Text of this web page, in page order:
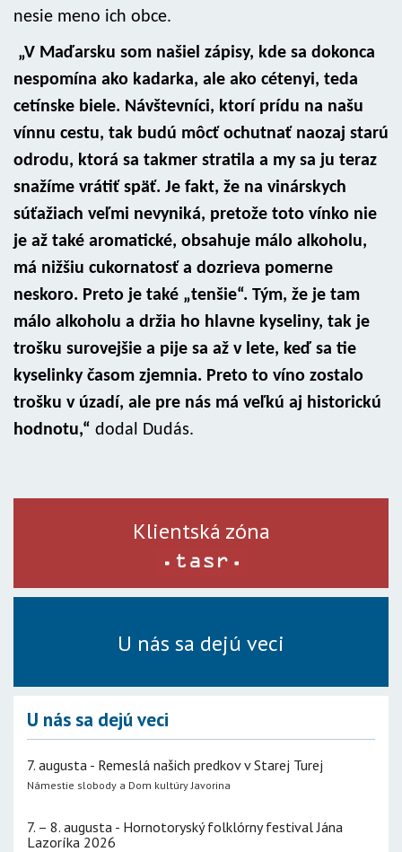
nesie meno ich obce.
„V Maďarsku som našiel zápisy, kde sa dokonca
nespomína ako kadarka, ale ako cétenyi, teda
cetínske biele. Návštevníci, ktorí prídu na našu
vínnu cestu, tak budú môcť ochutnať naozaj starú
odrodu, ktorá sa takmer stratila a my sa ju teraz
snažíme vrátiť späť. Je fakt, že na vinárskych
súťažiach veľmi nevyniká, pretože toto vínko nie
je až také aromatické, obsahuje málo alkoholu,
má nižšiu cukornatosť a dozrieva pomerne
neskoro. Preto je také „tenšie“. Tým, že je tam
málo alkoholu a držia ho hlavne kyseliny, tak je
trošku surovejšie a pije sa až v lete, keď sa tie
kyselinky časom zjemnia. Preto to víno zostalo
trošku v úzadí, ale pre nás má veľkú aj historickú
hodnotu,“ dodal Dudás.
Klientská zóna
U nás sa dejú veci
U nás sa dejú veci
7. augusta - Remeslá našich predkov v Starej Turej
Námestie slobody a Dom kultúry Javorina
7. – 8. augusta - Hornotoryský folklórny festival Jána
Lazoríka 2026